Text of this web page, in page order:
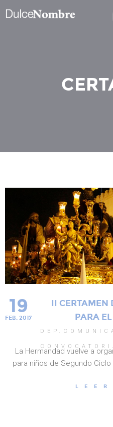
19
FEB, 2017
II CERTAMEN
PARA
La Hermandad vuelve a
para niños de Segundo